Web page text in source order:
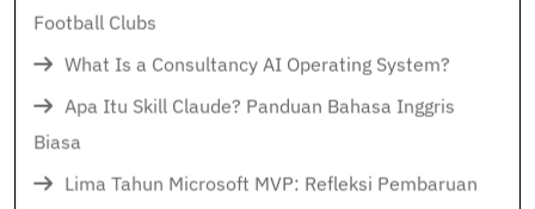
Football Clubs
What Is a Consultancy AI Operating System?
Apa Itu Skill Claude? Panduan Bahasa Inggris
Biasa
Lima Tahun Microsoft MVP: Refleksi Pembaruan